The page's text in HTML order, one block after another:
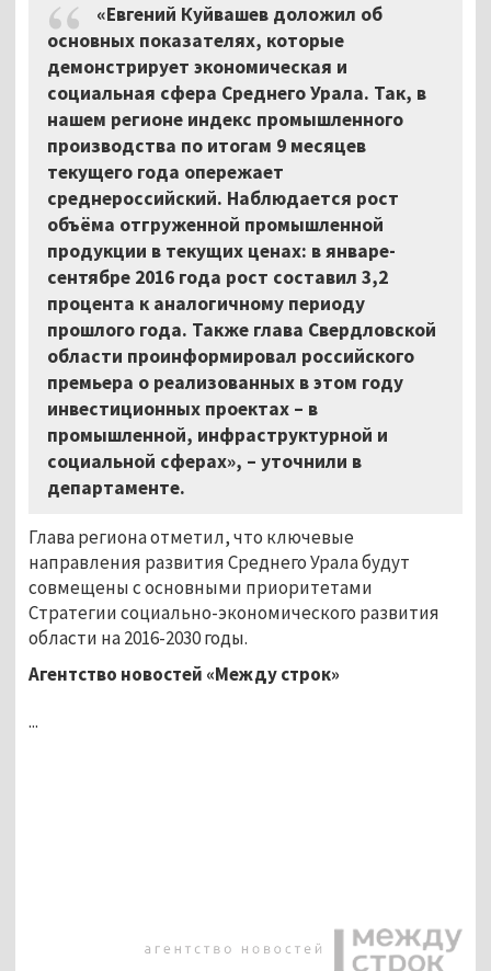
«Евгений Куйвашев доложил об
основных показателях, которые
демонстрирует экономическая и
социальная сфера Среднего Урала. Так, в
нашем регионе индекс промышленного
производства по итогам 9 месяцев
текущего года опережает
среднероссийский. Наблюдается рост
объёма отгруженной промышленной
продукции в текущих ценах: в январе-
сентябре 2016 года рост составил 3,2
процента к аналогичному периоду
прошлого года. Также глава Свердловской
области проинформировал российского
премьера о реализованных в этом году
инвестиционных проектах – в
промышленной, инфраструктурной и
социальной сферах», – уточнили в
департаменте.
Глава региона отметил, что ключевые
направления развития Среднего Урала будут
совмещены с основными приоритетами
Стратегии социально-экономического развития
области на 2016-2030 годы.
Агентство новостей «Между строк»
...